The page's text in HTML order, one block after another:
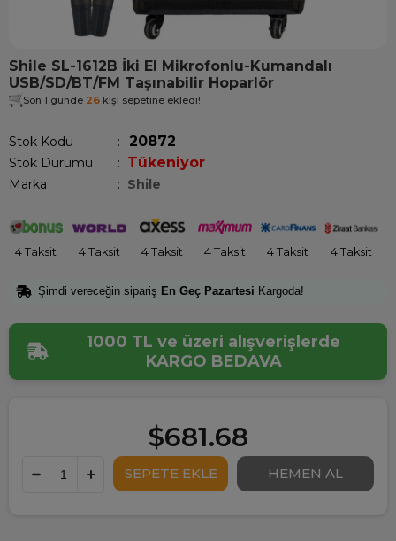
Shile SL-1612B İki El Mikrofonlu-Kumandalı
USB/SD/BT/FM Taşınabilir Hoparlör
Son 1 günde 26 kişi sepetine ekledi!
Stok Kodu 20872
Stok Durumu : Tükeniyor
Marka : Shile
4 Taksit 4 Taksit 4 Taksit 4 Taksit 4 Taksit 4 Taksit
Şimdi vereceğin sipariş En Geç Pazartesi Kargoda!
1000 TL ve üzeri alışverişlerde
KARGO BEDAVA
$681.68